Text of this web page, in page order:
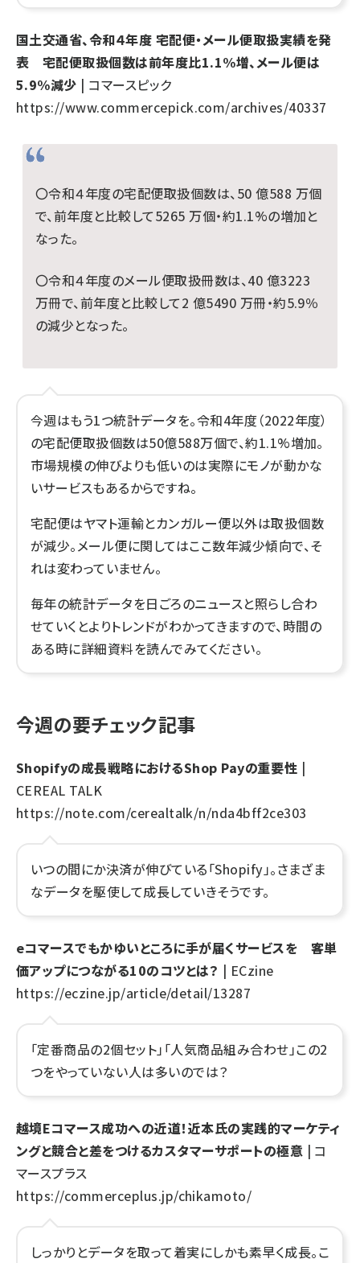
国土交通省、令和４年度 宅配便・メール便取扱実績を発
表 宅配便取扱個数は前年度比1.1%増、メール便は
5.9%減少 | コマースピック
https://www.commercepick.com/archives/40337
〇令和４年度の宅配便取扱個数は、50 億588 万個
で、前年度と比較して5265 万個・約1.1%の増加と
なった。
〇令和４年度のメール便取扱冊数は、40 億3223
万冊で、前年度と比較して2 億5490 万冊・約5.9％
の減少となった。
今週はもう1つ統計データを。令和4年度（2022年度）
の宅配便取扱個数は50億588万個で、約1.1%増加。
市場規模の伸びよりも低いのは実際にモノが動かな
いサービスもあるからですね。
宅配便はヤマト運輸とカンガルー便以外は取扱個数
が減少。メール便に関してはここ数年減少傾向で、そ
れは変わっていません。
毎年の統計データを日ごろのニュースと照らし合わ
せていくとよりトレンドがわかってきますので、時間の
ある時に詳細資料を読んでみてください。
今週の要チェック記事
Shopifyの成長戦略におけるShop Payの重要性 |
CEREAL TALK
https://note.com/cerealtalk/n/nda4bff2ce303
いつの間にか決済が伸びている「Shopify」。さまざま
なデータを駆使して成長していきそうです。
eコマースでもかゆいところに手が届くサービスを 客単
価アップにつながる10のコツとは？ | ECzine
https://eczine.jp/article/detail/13287
「定番商品の2個セット」「人気商品組み合わせ」この2
つをやっていない人は多いのでは？
越境Eコマース成功への近道！近本氏の実践的マーケティ
ングと競合と差をつけるカスタマーサポートの極意 | コ
マースプラス
https://commerceplus.jp/chikamoto/
しっかりとデータを取って着実にしかも素早く成長。こ